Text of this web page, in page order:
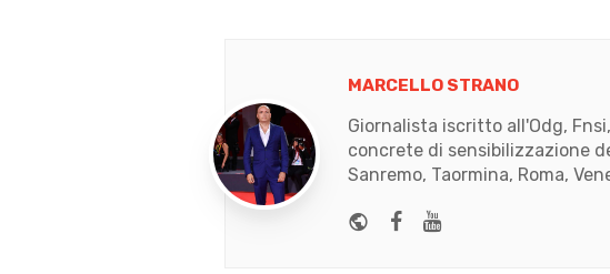
MARCELLO STRANO
Giornalista iscritto all'Odg,
concrete di sensibilizzazione
Sanremo, Taormina, Roma,
WebsiteFacebook